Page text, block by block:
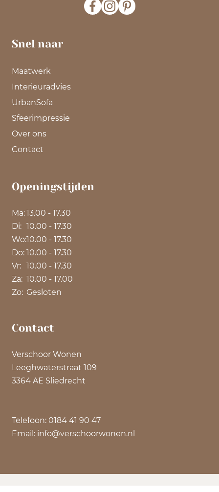
Contact
Verschoor Wonen
Leeghwaterstraat 109
3364 AE Sliedrecht
Telefoon: 0184 41 90 47
Email: info@verschoorwonen.nl
Openingstijden
Ma:
Di:
Wo:
Do:
Vr:
Za:
Zo:
13.00 - 17.30
10.00 - 17.30
10.00 - 17.30
10.00 - 17.30
10.00 - 17.30
10.00 - 17.00
Gesloten
Snel naar
Maatwerk
Interieuradvies
UrbanSofa
Sfeerimpressie
Over ons
Contact